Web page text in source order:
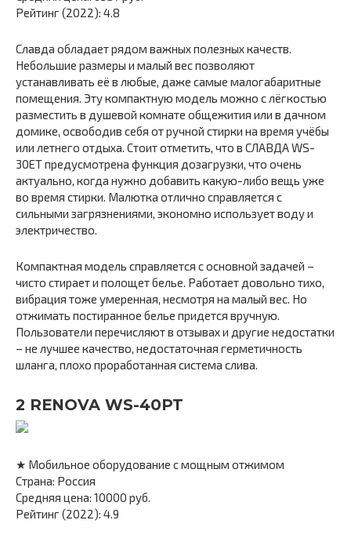
Рейтинг (2022): 4.8
Славда обладает рядом важных полезных качеств.
Небольшие размеры и малый вес позволяют
устанавливать её в любые, даже самые малогабаритные
помещения. Эту компактную модель можно с лёгкостью
разместить в душевой комнате общежития или в дачном
домике, освободив себя от ручной стирки на время учёбы
или летнего отдыха. Стоит отметить, что в СЛАВДА WS-
30ET предусмотрена функция дозагрузки, что очень
актуально, когда нужно добавить какую-либо вещь уже
во время стирки. Малютка отлично справляется с
сильными загрязнениями, экономно использует воду и
электричество.
Компактная модель справляется с основной задачей –
чисто стирает и полощет белье. Работает довольно тихо,
вибрация тоже умеренная, несмотря на малый вес. Но
отжимать постиранное белье придется вручную.
Пользователи перечисляют в отзывах и другие недостатки
– не лучшее качество, недостаточная герметичность
шланга, плохо проработанная система слива.
2 RENOVA WS-40PT
★ Мобильное оборудование с мощным отжимом
Страна: Россия
Средняя цена: 10000 руб.
Рейтинг (2022): 4.9